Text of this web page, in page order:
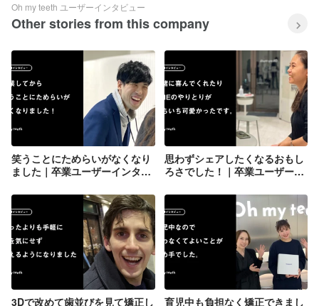
Oh my teeth ユーザーインタビュー
Other stories from this company
笑うことにためらいがなくなり
ました｜卒業ユーザーインタビ
思わずシェアしたくなるおもし
ろさでした！｜卒業ユーザーイ
3Dで改めて歯並びを見て矯正し 育児中も負担なく矯正できまし